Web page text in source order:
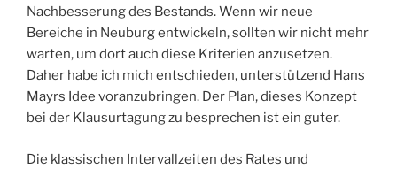
Nachbesserung des Bestands. Wenn wir neue
Bereiche in Neuburg entwickeln, sollten wir nicht mehr
warten, um dort auch diese Kriterien anzusetzen.
Daher habe ich mich entschieden, unterstützend Hans
Mayrs Idee voranzubringen. Der Plan, dieses Konzept
bei der Klausurtagung zu besprechen ist ein guter.
Die klassischen Intervallzeiten des Rates und